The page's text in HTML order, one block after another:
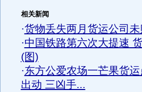
相关新闻
·货物丢失两月货运公司未
·中国铁路第六次大提速
(图)
·东方公爱农场一芒果货
出动 三凶手...